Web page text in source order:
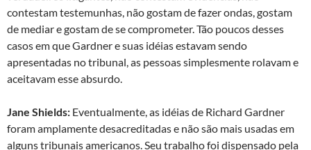
contestam testemunhas, não gostam de fazer ondas, gostam
de mediar e gostam de se comprometer. Tão poucos desses
casos em que Gardner e suas idéias estavam sendo
apresentadas no tribunal, as pessoas simplesmente rolavam e
aceitavam esse absurdo.
Jane Shields: Eventualmente, as idéias de Richard Gardner
foram amplamente desacreditadas e não são mais usadas em
alguns tribunais americanos. Seu trabalho foi dispensado pela